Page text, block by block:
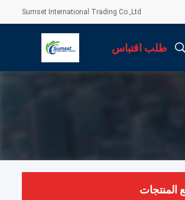
Sumset International Trading Co.,Ltd
طلب اقتباس
المنتجات